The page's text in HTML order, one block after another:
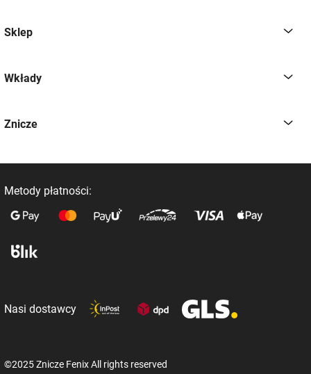
Sklep
Wkłady
Znicze
Metody płatności:
Nasi dostawcy
©2025 Znicze Fenix All rights reserved